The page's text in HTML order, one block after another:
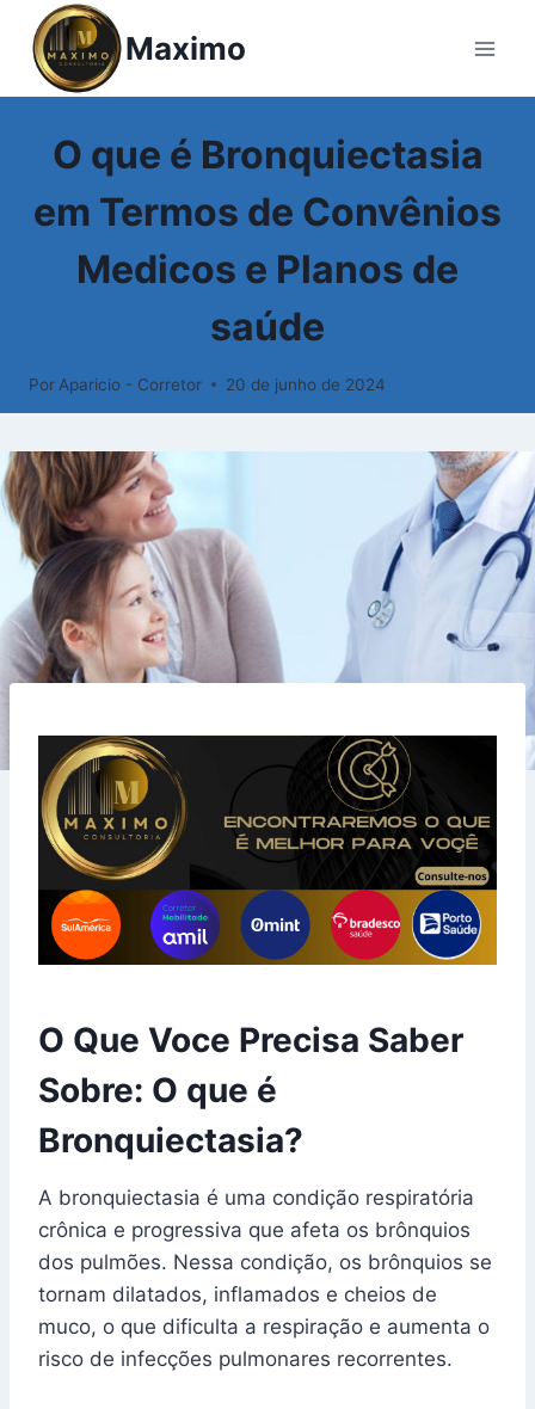
Pular
para
Maximo
O que é Bronquiectasia
em Termos de Convênios
Medicos e Planos de
saúde
Por Aparicio - Corretor 20 de junho de 2024
O Que Voce Precisa Saber
Sobre: O que é
Bronquiectasia?
A bronquiectasia é uma condição respiratória
crônica e progressiva que afeta os brônquios
dos pulmões. Nessa condição, os brônquios se
tornam dilatados, inflamados e cheios de
muco, o que dificulta a respiração e aumenta o
risco de infecções pulmonares recorrentes.